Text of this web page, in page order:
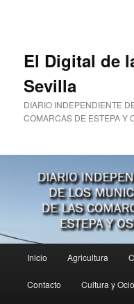
El Digital de
Sevilla
DIARIO INDEPENDIENTE
COMARCAS DE ESTEPA Y
principal
Inicio Agricultura
Contacto Cultura y Ocio